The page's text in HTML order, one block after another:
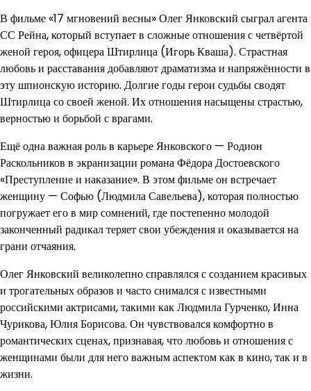
В фильме «17 мгновений весны» Олег Янковский сыграл агента
СС Рейна, который вступает в сложные отношения с четвёртой
женой героя, офицера Штирлица (Игорь Кваша). Страстная
любовь и расставания добавляют драматизма и напряжённости в
эту шпионскую историю. Долгие годы герои судьбы сводят
Штирлица со своей женой. Их отношения насыщены страстью,
верностью и борьбой с врагами.
Ещё одна важная роль в карьере Янковского — Родион
Раскольников в экранизации романа Фёдора Достоевского
«Преступление и наказание». В этом фильме он встречает
женщину — Софью (Людмила Савельева), которая полностью
погружает его в мир сомнений, где постепенно молодой
законченный радикал теряет свои убеждения и оказывается на
грани отчаяния.
Олег Янковский великолепно справлялся с созданием красивых
и трогательных образов и часто снимался с известными
российскими актрисами, такими как Людмила Гурченко, Инна
Чурикова, Юлия Борисова. Он чувствовался комфортно в
романтических сценах, признавая, что любовь и отношения с
женщинами были для него важным аспектом как в кино, так и в
жизни.